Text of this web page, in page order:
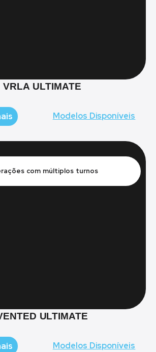
VRLA ULTIMATE
Modelos Disponíveis
com múltiplos turnos
ULTIMATE
Modelos Disponíveis